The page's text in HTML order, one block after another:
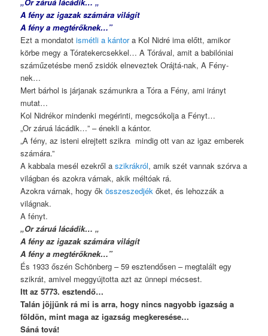
A fény az igazak számára világít
A fény a megtérőknek…”
Ezt a mondatot ismétli a kántora Kol Nidré ima előtt, amikor
körbe megy a Tóratekercsekkel… A Tórával, amit a babilóniai
száműzetésbe menő zsidók elneveztek Orájtá-nak, A Fény-
nek…
Mert bárhol is járjanak számunkra a Tóra a Fény, ami irányt
mutat…
Kol Nidrékor mindenki megérinti, megcsókolja a Fényt…
„Or záruá lácádik…” – énekli a kántor.
„A fény, az isteni elrejtett szikra mindig ott van az igaz emberek
számára.”
A kabbala mesél ezekről aszikrákról, amik szét vannak szórva a
világban és azokra várnak, akik méltóak rá.
Azokra várnak, hogy őkösszeszedjék őket, és lehozzák a
világnak.
A fényt.
„Or záruá lácádik… „
A fény az igazak számára világít
A fény a megtérőknek…”
És 1933 őszén Schönberg – 59 esztendősen – megtalált egy
szikrát, amivel meggyújtotta azt az ünnepi mécsest.
Itt az 5773. esztendő…
Talán jöjjünk rá mi is arra, hogy nincs nagyobb igazság a
földön, mint maga az igazság megkeresése…
Sáná tová!